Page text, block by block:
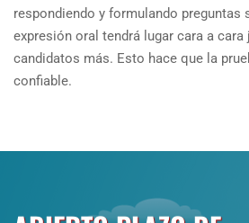
respondiendo y formulando preguntas
expresión oral tendrá lugar cara a
candidatos más. Esto hace que la
confiable.